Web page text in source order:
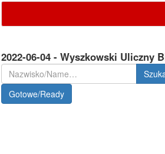
2022-06-04 - Wyszkowski Uliczny
Gotowe/Ready